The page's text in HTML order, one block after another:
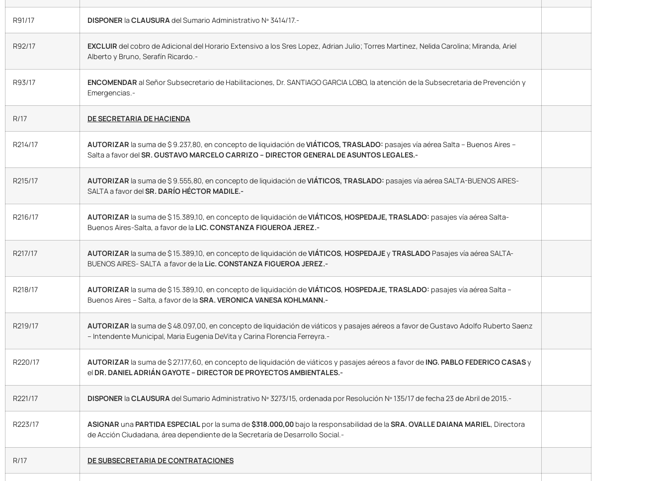
R91/17 DISPONER laCLAUSURAdel Sumario Administrativo Nº 3414/17.-
R92/17 EXCLUIR del cobro de Adicional del Horario Extensivo a los Sres Lopez, Adrian Julio; Torres Martinez, Nelida Carolina; Miranda, Ariel
Alberto y Bruno, Serafín Ricardo.-
R93/17 ENCOMENDAR al Señor Subsecretario de Habilitaciones, Dr. SANTIAGO GARCIA LOBO, la atención de la Subsecretaria de Prevención y
Emergencias.-
R/17 DE SECRETARIA DE HACIENDA
R214/17 AUTORIZAR la suma de $ 9.237,80, en concepto de liquidación deVIÁTICOS, TRASLADO: pasajes vía aérea Salta – Buenos Aires –
Salta a favor delSR. GUSTAVO MARCELO CARRIZO – DIRECTOR GENERAL DE ASUNTOS LEGALES.-
R215/17 AUTORIZAR la suma de $ 9.555,80, en concepto de liquidación deVIÁTICOS, TRASLADO: pasajes vía aérea SALTA-BUENOS AIRES-
SALTA a favor delSR. DARÍO HÉCTOR MADILE.-
R216/17 AUTORIZAR la suma de $ 15.389,10, en concepto de liquidación deVIÁTICOS, HOSPEDAJE, TRASLADO: pasajes vía aérea Salta-
Buenos Aires-Salta, a favor de la LIC. CONSTANZA FIGUEROA JEREZ.-
R217/17 AUTORIZAR la suma de $ 15.389,10, en concepto de liquidación deVIÁTICOS, HOSPEDAJEyTRASLADO Pasajes vía aérea SALTA-
BUENOS AIRES- SALTA a favor de la Lic. CONSTANZA FIGUEROA JEREZ.-
R218/17 AUTORIZAR la suma de $ 15.389,10, en concepto de liquidación deVIÁTICOS, HOSPEDAJE, TRASLADO: pasajes vía aérea Salta –
Buenos Aires – Salta, a favor de laSRA. VERONICA VANESA KOHLMANN.-
R219/17 AUTORIZAR la suma de $ 48.097,00, en concepto de liquidación de viáticos y pasajes aéreos a favor de Gustavo Adolfo Ruberto Saenz
– Intendente Municipal, Maria Eugenia DeVita y Carina Florencia Ferreyra.-
R220/17 AUTORIZAR la suma de $ 27.177,60, en concepto de liquidación de viáticos y pasajes aéreos a favor de ING. PABLO FEDERICO CASASy
el DR. DANIEL ADRIÁN GAYOTE – DIRECTOR DE PROYECTOS AMBIENTALES.-
R221/17 DISPONER laCLAUSURAdel Sumario Administrativo Nº 3273/15, ordenada por Resolución Nº 135/17 de fecha 23 de Abril de 2015.-
R223/17 ASIGNAR una PARTIDA ESPECIAL por la suma de$318.000,00 bajo la responsabilidad de laSRA. OVALLE DAIANA MARIEL, Directora
de Acción Ciudadana, área dependiente de la Secretaría de Desarrollo Social.-
R/17 DE SUBSECRETARIA DE CONTRATACIONES